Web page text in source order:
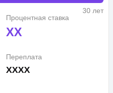
30 лет
Процентная ставка
XX
Переплата
XXXX